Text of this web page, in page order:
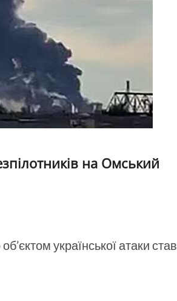
на Омський
української атаки став